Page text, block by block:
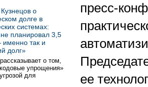
о
долге в
системах:
планировал 3,5
так и
долг»
о том,
упрощения»
для
пресс-
ее